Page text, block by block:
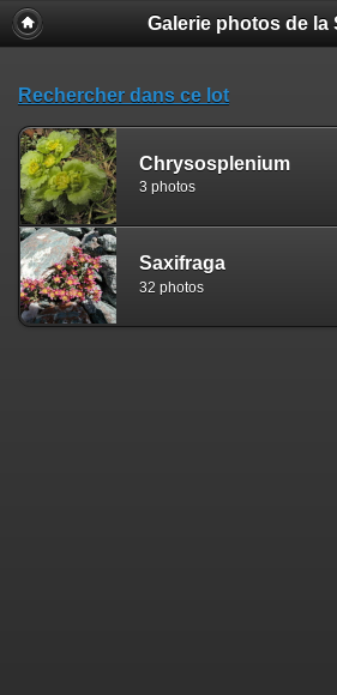
Galerie photos de la
Rechercher dans ce lot
Chrysosplenium
3 photos
Saxifraga
32 photos